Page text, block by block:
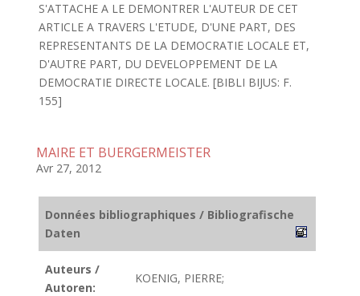
S'ATTACHE A LE DEMONTRER L'AUTEUR DE CET
ARTICLE A TRAVERS L'ETUDE, D'UNE PART, DES
REPRESENTANTS DE LA DEMOCRATIE LOCALE ET,
D'AUTRE PART, DU DEVELOPPEMENT DE LA
DEMOCRATIE DIRECTE LOCALE. [BIBLI BIJUS: F.
155]
MAIRE ET BUERGERMEISTER
Avr 27, 2012
Données bibliographiques / Bibliografische
Daten
Auteurs /
Autoren:
KOENIG, PIERRE;